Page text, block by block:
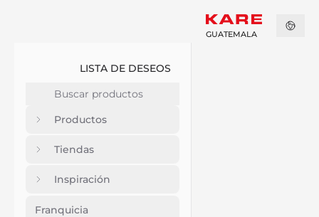
LISTA DE DESEOS
Productos
Tiendas
Inspiración
Franquicia
GUATEMALA